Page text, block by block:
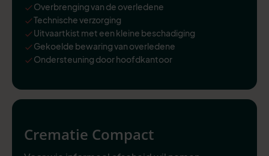
Overbrenging van de overledene
Technische verzorging
Uitvaartkist met een kleine beschadiging
Gekoelde bewaring van overledene
Ondersteuning door hoofdkantoor
Crematie Compact